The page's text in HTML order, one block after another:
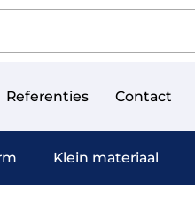
Referenties Contact
Klein materiaal